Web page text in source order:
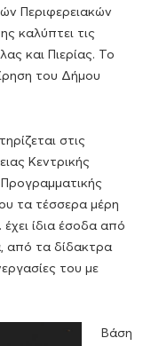
Περιφερειακών
καλύπτει τις
και Πιερίας. Το
του Δήμου
στις
Κεντρικής
τα τέσσερα μέρη
ίδια έσοδα από
από τα δίδακτρα
του με
Βάση